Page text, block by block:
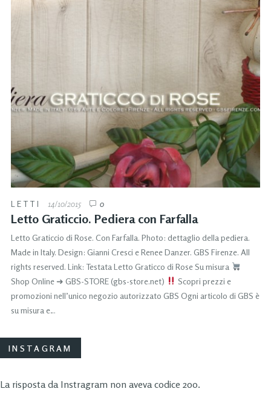
LETTI 14/10/2015 0
Letto Graticcio. Pediera con Farfalla
Letto Graticcio di Rose. Con Farfalla. Photo: dettaglio della pediera.
Made in Italy. Design: Gianni Cresci e Renee Danzer. GBS Firenze. All
rights reserved. Link: Testata Letto Graticco di Rose Su misura
Shop Online ➜ GBS-STORE (gbs-store.net)
Scopri prezzi e
promozioni nell’unico negozio autorizzato GBS Ogni articolo di GBS è
su misura e…
INSTAGRAM
La risposta da Instragram non aveva codice 200.